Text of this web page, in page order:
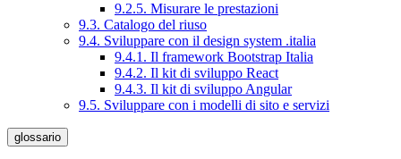
9.2.5. Misurare le prestazioni
9.3. Catalogo del riuso
9.4. Sviluppare con il design system .italia
9.4.1. Il framework Bootstrap Italia
9.4.2. Il kit di sviluppo React
9.4.3. Il kit di sviluppo Angular
9.5. Sviluppare con i modelli di sito e servizi
glossario